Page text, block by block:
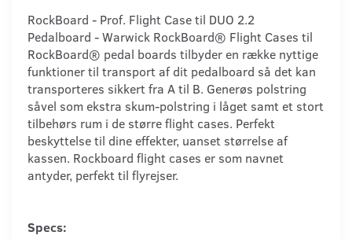
RockBoard - Prof. Flight Case til DUO 2.2
Pedalboard - Warwick RockBoard® Flight Cases til
RockBoard® pedal boards tilbyder en række nyttige
funktioner til transport af dit pedalboard så det kan
transporteres sikkert fra A til B. Generøs polstring
såvel som ekstra skum-polstring i låget samt et stort
tilbehørs rum i de større flight cases. Perfekt
beskyttelse til dine effekter, uanset størrelse af
kassen. Rockboard flight cases er som navnet
antyder, perfekt til flyrejser.
Specs: